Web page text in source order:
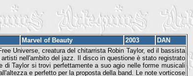
Marvel of Beauty 2003
DAN
Universe, creatura del chitarrista Robin Taylor, ed il bassista
nell'ambito del jazz. Il disco in questione è stato registrato
Taylor si trovi perfettamente a suo agio nelle forme musicali
e perfetto per la proposta della band. Le note vorticose